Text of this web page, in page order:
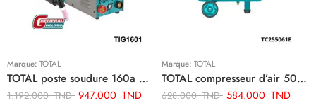
Marque: TOTAL
TOTAL poste soudure 160a 4.0 tig mma onduleur TIG1601
1.192.000TND 947.000 TND
Marque: TOTAL
TOTAL compresseur d’air 50 litre TC255061E
628.000TND 584.000 TND